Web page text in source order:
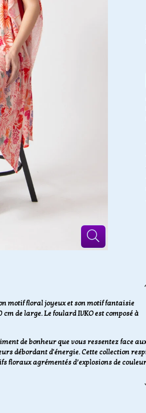
motif floral joyeux et son motif fantaisie
de large. Le foulard IVKO est composé à
de bonheur que vous ressentez face
débordant d'énergie. Cette collection
floraux agrémentés d’explosions de